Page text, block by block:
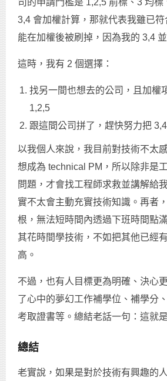
司的申請門檻是 1,2,5 前標、3 均標
3,4 會加權計算，那就代表我雖已
能在加權後被刷掉，因為我的 3,4
這時，我有 2 個選擇：
找另一間也想去的公司，且加權
1,2,5
跟這間公司拼了，趕快努力把
以我個人來說，我目前對技術不太
想成為 technical PM，所以除非是
問題，才會找工程師求救並講解給
實不太會主動充實技術知識。再者
根，無法短時間內透過下班時間點
其花時間學技術，不如把其他已經
高。
不過，也有人目標更為明確、決心
了心中的夢幻工作補學位、補學分
考取證書等。總結老話一句：這就
總結
老實說，如果是對於技術有興趣的